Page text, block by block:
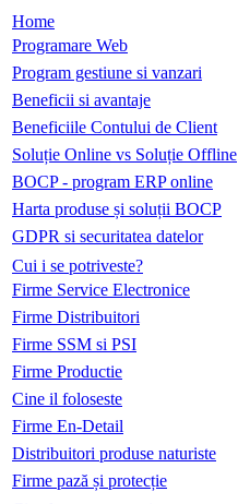
Home
Programare Web
Program gestiune si vanzari
Beneficii si avantaje
Beneficiile Contului de Client
Soluție Online vs Soluție Offline
BOCP - program ERP online
Harta produse și soluții BOCP
GDPR si securitatea datelor
Cui i se potriveste?
Firme Service Electronice
Firme Distribuitori
Firme SSM si PSI
Firme Productie
Cine il foloseste
Firme En-Detail
Distribuitori produse naturiste
Firme pază și protecție